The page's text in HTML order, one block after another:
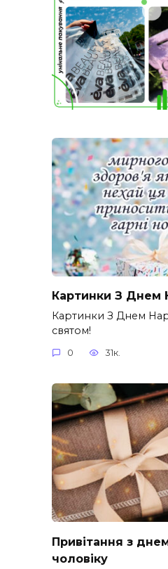
Картинки З Днем
Картинки З Днем
святом!
0 31к.
Привітання з
чоловіку